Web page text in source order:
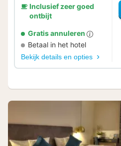
Inclusief zeer goed
ontbijt
Gratis annuleren
Betaal in het hotel
Bekijk details en opties